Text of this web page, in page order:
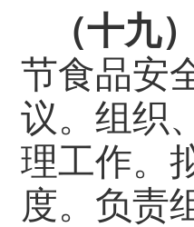
（十九
节食品安
议。组织
理工作。
度。负责